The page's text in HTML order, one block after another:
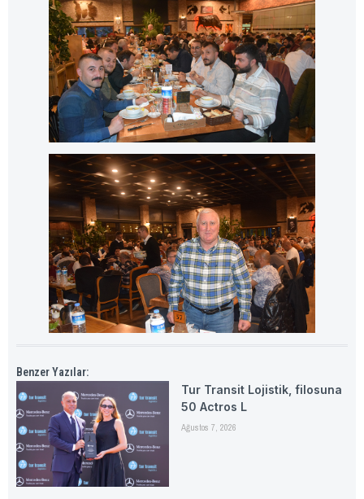
Benzer Yazılar:
Tur Transit Lojistik, filosuna
50 Actros L
Ağustos 7, 2026